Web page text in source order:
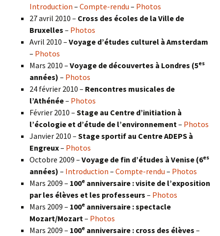
Introduction – Compte-rendu – Photos
27 avril 2010 – Cross des écoles de la Ville de
Bruxelles – Photos
Avril 2010 – Voyage d’études culturel à Amsterdam
– Photos
Mars 2010 – Voyage de découvertes à Londres (5es
années) – Photos
24 février 2010 – Rencontres musicales de
l’Athénée– Photos
Février 2010 – Stage au Centre d’initiation à
l’écologie et d’étude de l’environnement – Photos
Janvier 2010 – Stage sportif au Centre ADEPS à
Engreux– Photos
Octobre 2009 – Voyage de fin d’études à Venise (6es
années) – Introduction – Compte-rendu – Photos
Mars 2009 – 100e anniversaire : visite de l’exposition
par les élèves et les professeurs – Photos
Mars 2009 – 100e anniversaire : spectacle
Mozart/Mozart – Photos
Mars 2009 – 100e anniversaire : cross des élèves –